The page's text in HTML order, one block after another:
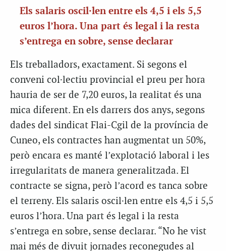
Els salaris oscil·len entre els 4,5 i els 5,5
euros l’hora. Una part és legal i la resta
s’entrega en sobre, sense declarar
Els treballadors, exactament. Si segons el
conveni col·lectiu provincial el preu per hora
hauria de ser de 7,20 euros, la realitat és una
mica diferent. En els darrers dos anys, segons
dades del sindicat Flai-Cgil de la província de
Cuneo, els contractes han augmentat un 50%,
però encara es manté l’explotació laboral i les
irregularitats de manera generalitzada. El
contracte se signa, però l’acord es tanca sobre
el terreny. Els salaris oscil·len entre els 4,5 i 5,5
euros l’hora. Una part és legal i la resta
s’entrega en sobre, sense declarar. “No he vist
mai més de divuit jornades reconegudes al